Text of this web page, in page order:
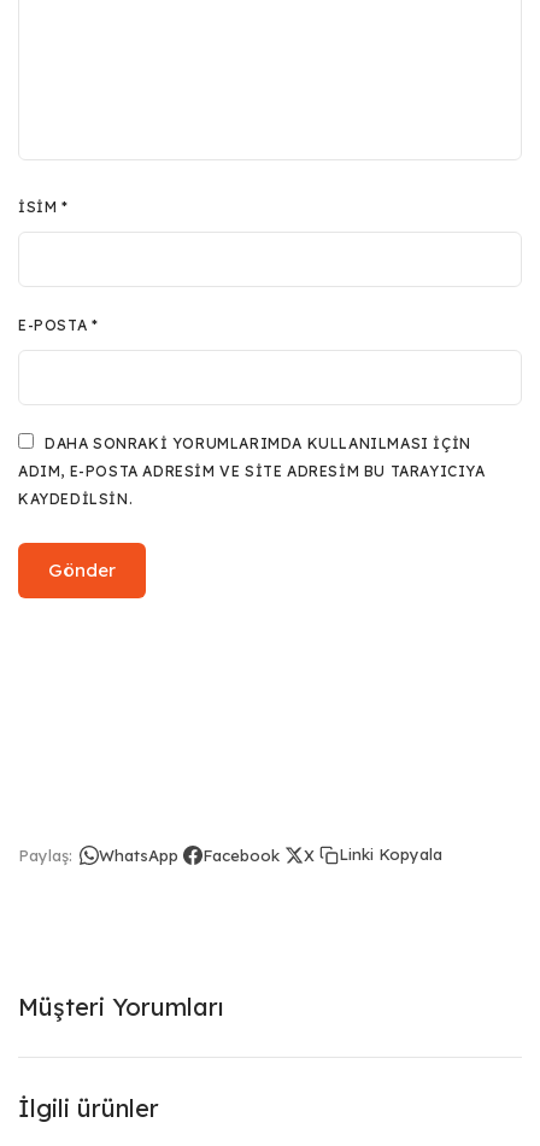
İSIM*
E-POSTA *
DAHA SONRAKI YORUMLARIMDA KULLANILMASI IÇIN
ADIM, E-POSTA ADRESIM VE SITE ADRESIM BU TARAYICIYA
KAYDEDILSIN.
Paylaş: WhatsApp Facebook X Linki Kopyala
Müşteri Yorumları
İlgili ürünler